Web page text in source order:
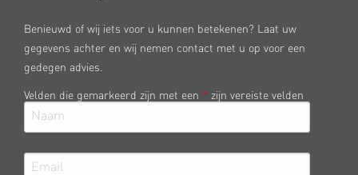
Benieuwd of wij iets voor u kunnen betekenen? Laat uw
gegevens achter en wij nemen contact met u op voor een
gedegen advies.
Velden die gemarkeerd zijn met een * zijn vereiste velden